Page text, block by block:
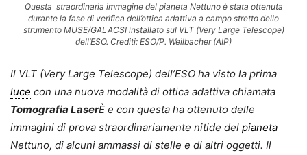
Questa straordinaria immagine del pianeta Nettuno è stata ottenuta
durante la fase di verifica dell’ottica adattiva a campo stretto dello
strumento MUSE/GALACSI installato sul VLT (Very Large Telescope)
dell’ESO. Crediti: ESO/P. Weilbacher (AIP)
Il VLT (Very Large Telescope) dell’ESO ha visto la prima
luce con una nuova modalità di ottica adattiva chiamata
Tomografia LaserÈ e con questa ha ottenuto delle
immagini di prova straordinariamente nitide del pianeta
Nettuno, di alcuni ammassi di stelle e di altri oggetti. Il